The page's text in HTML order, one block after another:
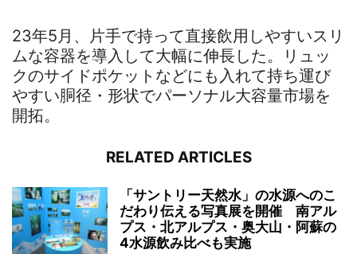
23年5月、片手で持って直接飲用しやすいスリ
ムな容器を導入して大幅に伸長した。リュッ
クのサイドポケットなどにも入れて持ち運び
やすい胴径・形状でパーソナル大容量市場を
開拓。
RELATED ARTICLES
「サントリー天然水」の水源へのこ
だわり伝える写真展を開催 南アル
プス・北アルプス・奥大山・阿蘇の
4水源飲み比べも実施